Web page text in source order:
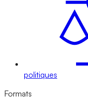
politiques
Formats